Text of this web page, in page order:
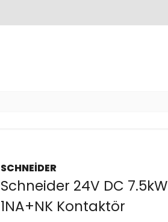
SCHNEİDER
Schneider 24V DC 7.5kW
1NA+NK Kontaktör